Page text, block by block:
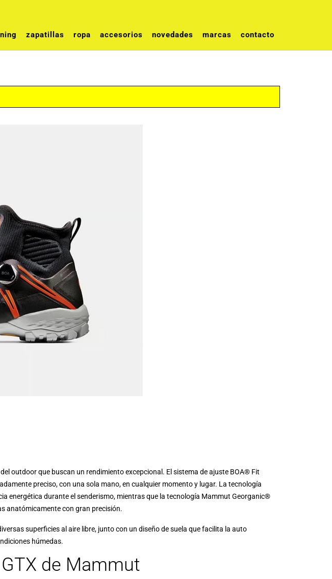
zapatillas ropa accesorios novedades marcas contacto
outdoor que buscan un rendimiento excepcional. El sistema de ajuste BOA® Fit
preciso, con una sola mano, en cualquier momento y lugar. La tecnología
energética durante el senderismo, mientras que la tecnología Mammut Georganic®
anatómicamente con gran precisión.
superficies al aire libre, junto con un diseño de suela que facilita la auto
húmedas.
de Mammut